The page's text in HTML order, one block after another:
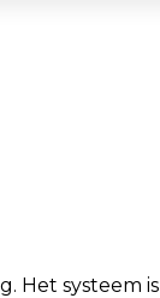
Het systeem is